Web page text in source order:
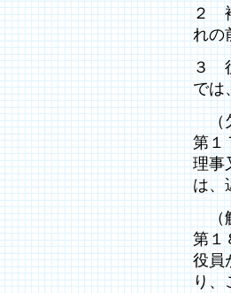
２
れの
３
では
（
第１
理事
は、
（
第１
役員
り、